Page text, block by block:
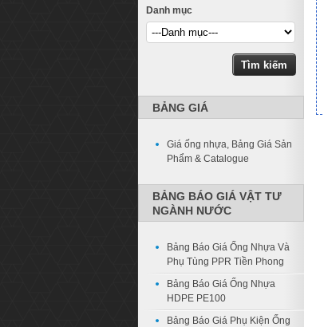
Danh mục
BẢNG GIÁ
Giá ống nhựa, Bảng Giá Sản
Phẩm & Catalogue
BẢNG BÁO GIÁ VẬT TƯ
NGÀNH NƯỚC
Bảng Báo Giá Ống Nhựa Và
Phụ Tùng PPR Tiền Phong
Bảng Báo Giá Ống Nhựa
HDPE PE100
Bảng Báo Giá Phụ Kiện Ống